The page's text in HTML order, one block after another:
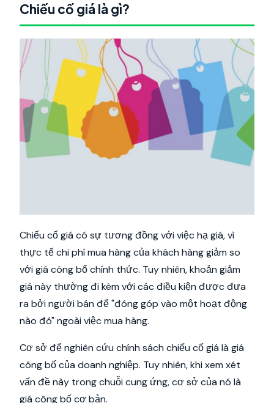
Chiếu cố giá là gì?
Chiếu cố giá có sự tương đồng với việc hạ giá, vì
thực tế chi phí mua hàng của khách hàng giảm so
với giá công bố chính thức. Tuy nhiên, khoản giảm
giá này thường đi kèm với các điều kiện được đưa
ra bởi người bán để "đóng góp vào một hoạt động
nào đó" ngoài việc mua hàng.
Cơ sở để nghiên cứu chính sách chiếu cố giá là giá
công bố của doanh nghiệp. Tuy nhiên, khi xem xét
vấn đề này trong chuỗi cung ứng, cơ sở của nó là
giá công bố cơ bản.